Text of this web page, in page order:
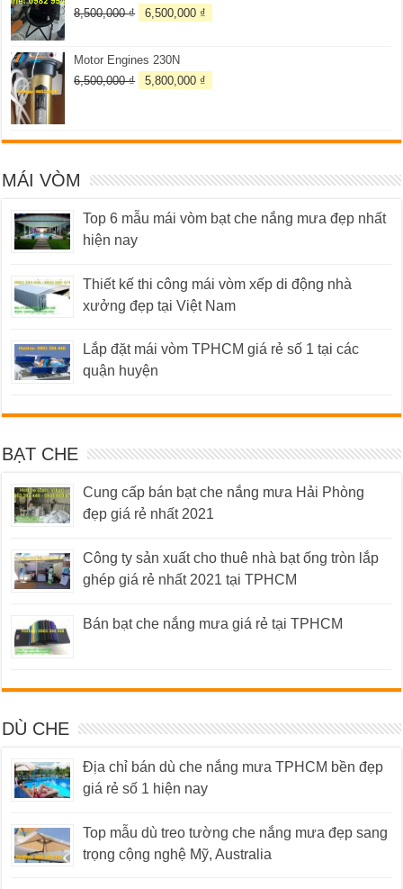
Được xếp
8,500,000₫ 6,500,000 ₫
Motor Engines 230N
6,500,000₫ 5,800,000 ₫
MÁI VÒM
Top 6 mẫu mái vòm bạt che nắng mưa đẹp nhất
hiện nay
Thiết kế thi công mái vòm xếp di động nhà
xưởng đẹp tại Việt Nam
Lắp đặt mái vòm TPHCM giá rẻ số 1 tại các
quận huyện
BẠT CHE
Cung cấp bán bạt che nắng mưa Hải Phòng
đẹp giá rẻ nhất 2021
Công ty sản xuất cho thuê nhà bạt ống tròn lắp
ghép giá rẻ nhất 2021 tại TPHCM
Bán bạt che nắng mưa giá rẻ tại TPHCM
DÙ CHE
Địa chỉ bán dù che nắng mưa TPHCM bền đẹp
giá rẻ số 1 hiện nay
Top mẫu dù treo tường che nắng mưa đẹp sang
trọng cộng nghệ Mỹ, Australia